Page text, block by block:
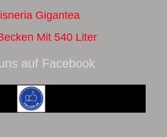
Gigantea
Mit 540 Liter
auf Facebook